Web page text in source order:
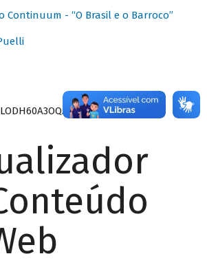
Continuum - “O Brasil e o Barroco”